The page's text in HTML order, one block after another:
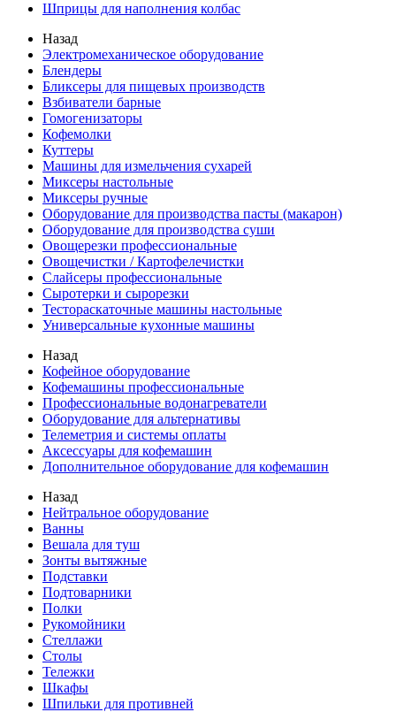
Шприцы для наполнения колбас
Назад
Электромеханическое оборудование
Блендеры
Бликсеры для пищевых производств
Взбиватели барные
Гомогенизаторы
Кофемолки
Куттеры
Машины для измельчения сухарей
Миксеры настольные
Миксеры ручные
Оборудование для производства пасты (макарон)
Оборудование для производства суши
Овощерезки профессиональные
Овощечистки / Картофелечистки
Слайсеры профессиональные
Сыротерки и сырорезки
Тестораскаточные машины настольные
Универсальные кухонные машины
Назад
Кофейное оборудование
Кофемашины профессиональные
Профессиональные водонагреватели
Оборудование для альтернативы
Телеметрия и системы оплаты
Аксессуары для кофемашин
Дополнительное оборудование для кофемашин
Назад
Нейтральное оборудование
Ванны
Вешала для туш
Зонты вытяжные
Подставки
Подтоварники
Полки
Рукомойники
Стеллажи
Столы
Тележки
Шкафы
Шпильки для противней